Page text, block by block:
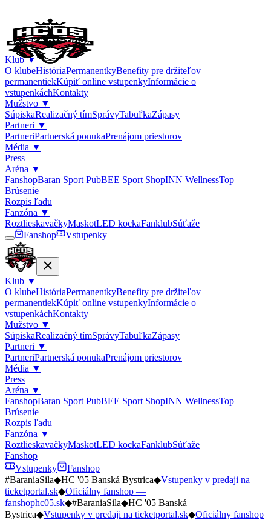
Klub▼
O klubeHistóriaPermanentkyBenefity pre držiteľov
permanentiekKúpiť online vstupenkyInformácie o
vstupenkáchKontakty
Mužstvo ▼
SúpiskaRealizačný tímSprávyTabuľkaZápasy
Partneri ▼
PartneriPartnerská ponukaPrenájom priestorov
Média ▼
Press
Aréna ▼
FanshopBaran Sport PubBEE Sport ShopINN WellnessTop
Brúsenie
Rozpis ľadu
Fanzóna ▼
RoztlieskavačkyMaskotLED kockaFanklubSúťaže
Fanshop
Vstupenky
Klub ▼
O klubeHistóriaPermanentkyBenefity pre držiteľov
permanentiekKúpiť online vstupenkyInformácie o
vstupenkáchKontakty
Mužstvo ▼
SúpiskaRealizačný tímSprávyTabuľkaZápasy
Partneri ▼
PartneriPartnerská ponukaPrenájom priestorov
Média ▼
Press
Aréna ▼
FanshopBaran Sport PubBEE Sport ShopINN WellnessTop
Brúsenie
Rozpis ľadu
Fanzóna ▼
RoztlieskavačkyMaskotLED kockaFanklubSúťaže
Fanshop
Vstupenky
Fanshop
#BaraniaSila◆HC '05 Banská Bystrica◆Vstupenky v predaji na
ticketportal.sk◆Oficiálny fanshop —
fanshophc05.sk◆#BaraniaSila◆HC '05 Banská
Bystrica◆Vstupenky v predaji na ticketportal.sk◆Oficiálny fanshop